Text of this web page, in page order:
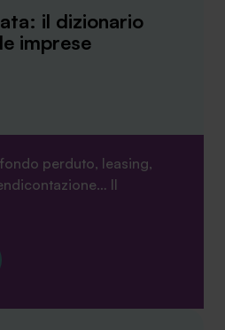
il dizionario
imprese
perduto, leasing,
Il